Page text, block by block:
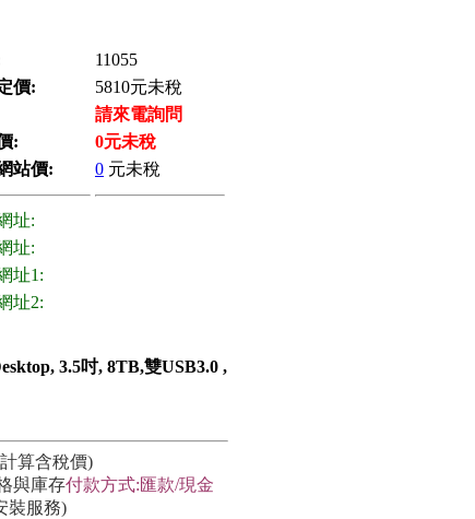
11055
價:
5810元未稅
請來電詢問
:
0元未稅
站價:
0 元未稅
址:
址:
址1:
址2:
3.5吋, 8TB,雙USB3.0 ,
算含稅價)
與庫存付款方式:匯款/現金
裝服務)